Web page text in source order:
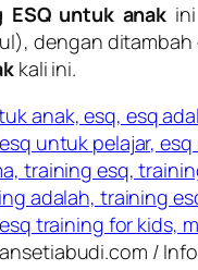
ESQ untuk anak
dengan
kali ini.
/